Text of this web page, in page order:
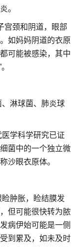
。
宫颈和阴道，眼部
如妈妈阴道的衣原
可能被感染，其中
淋球菌、肺炎球
学科学研究已证
菌中的一个独立微
沙眼衣原体。
肿胀，睑结膜发
但可能很快转为脓
病伊始可能是一侧
到累及，如未及时